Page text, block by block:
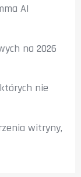
AI
na 2026
nie
witryny,